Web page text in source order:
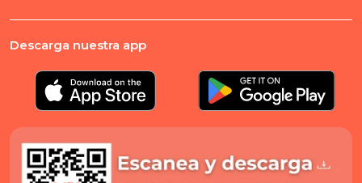
Descarga nuestra app